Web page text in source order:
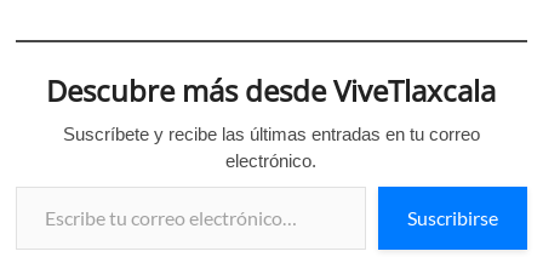
Descubre más desde ViveTlaxcala
Suscríbete y recibe las últimas entradas en tu correo
electrónico.
Escribe tu correo electrónico…
Suscribirse